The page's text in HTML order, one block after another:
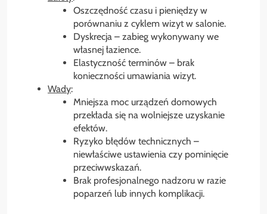
Oszczędność czasu i pieniędzy w
porównaniu z cyklem wizyt w salonie.
Dyskrecja – zabieg wykonywany we
własnej łazience.
Elastyczność terminów – brak
konieczności umawiania wizyt.
Wady:
Mniejsza moc urządzeń domowych
przekłada się na wolniejsze uzyskanie
efektów.
Ryzyko błędów technicznych –
niewłaściwe ustawienia czy pominięcie
przeciwwskazań.
Brak profesjonalnego nadzoru w razie
poparzeń lub innych komplikacji.